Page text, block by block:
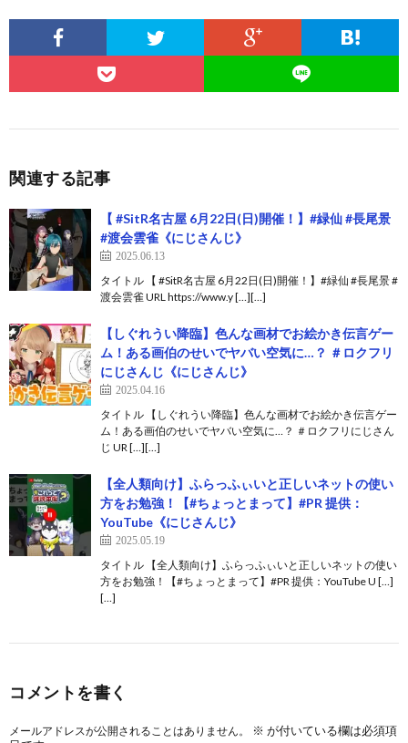
関連する記事
【 #SitR名古屋 6月22日(日)開催！】#緑仙 #長尾景
#渡会雲雀《にじさんじ》
2025.06.13
タイトル 【 #SitR名古屋 6月22日(日)開催！】#緑仙 #長尾景 #
渡会雲雀 URL https://www.y […][…]
【しぐれうい降臨】色んな画材でお絵かき伝言ゲー
ム！ある画伯のせいでヤバい空気に…？ ＃ロクフリ
にじさんじ《にじさんじ》
2025.04.16
タイトル 【しぐれうい降臨】色んな画材でお絵かき伝言ゲー
ム！ある画伯のせいでヤバい空気に…？ ＃ロクフリにじさん
じ UR […][…]
【全人類向け】ふらっふぃいと正しいネットの使い
方をお勉強！【#ちょっとまって】#PR 提供：
YouTube《にじさんじ》
2025.05.19
タイトル 【全人類向け】ふらっふぃいと正しいネットの使い
方をお勉強！【#ちょっとまって】#PR 提供：YouTube U […]
[…]
コメントを書く
メールアドレスが公開されることはありません。 ※ が付いている欄は必須項